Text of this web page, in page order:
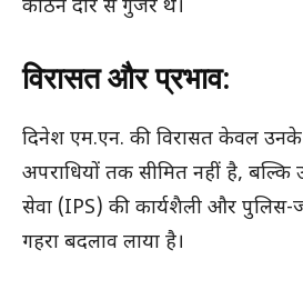
कठिन दौर से गुजरे थे।
विरासत और प्रभाव:
दिनेश एम.एन. की विरासत केवल उनके
अपराधियों तक सीमित नहीं है, बल्कि
सेवा (IPS) की कार्यशैली और
गहरा बदलाव लाया है।